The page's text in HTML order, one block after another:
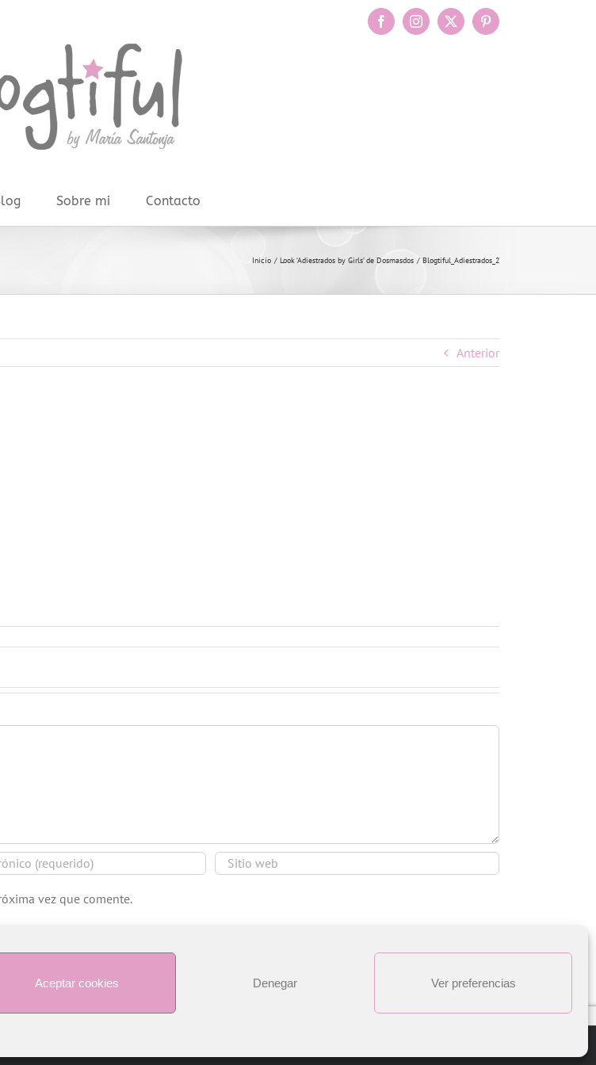
Aceptar cookies Denegar Ver preferencias
FacebookInstagram
X Pinterest
Sobre mi Contacto
Inicio Look ‘Adiestrados by Girls’ de Dosmasdos Blogtiful_Adiestrados_2
Anterior
vez que comente.